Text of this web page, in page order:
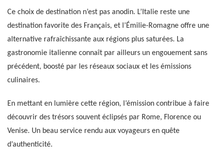
Ce choix de destination n’est pas anodin. L’Italie reste une
destination favorite des Français, et l’Émilie-Romagne offre une
alternative rafraîchissante aux régions plus saturées. La
gastronomie italienne connaît par ailleurs un engouement sans
précédent, boosté par les réseaux sociaux et les émissions
culinaires.
En mettant en lumière cette région, l’émission contribue à faire
découvrir des trésors souvent éclipsés par Rome, Florence ou
Venise. Un beau service rendu aux voyageurs en quête
d’authenticité.